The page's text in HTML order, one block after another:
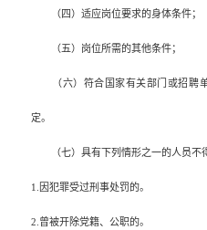
（四）适应岗位要求的身体条件；
（五）岗位所需的其他条件；
（六）符合国家有关部门或招聘单
定。
（七）具有下列情形之一的人员不
1. 因犯罪受过刑事处罚的。
2. 曾被开除党籍、公职的。